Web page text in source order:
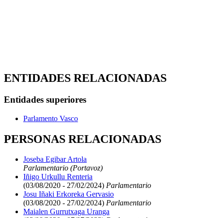
ENTIDADES RELACIONADAS
Entidades superiores
Parlamento Vasco
PERSONAS RELACIONADAS
Joseba Egibar Artola
Parlamentario (Portavoz)
Iñigo Urkullu Renteria
(03/08/2020 - 27/02/2024) Parlamentario
Josu Iñaki Erkoreka Gervasio
(03/08/2020 - 27/02/2024) Parlamentario
Maialen Gurrutxaga Uranga